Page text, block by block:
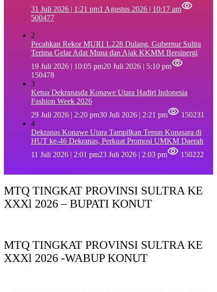
31 Juli 2026 | 1:21 pm1 Agustus 2026 | 10:17 am
500477
2
Pecahkan Rekor MURI 1.228 Dulang, Gubernur Sultra
Terima Gelar Adat Muna dan Ajak KKMM Bersinergi
19 Juli 2026 | 10:05 pm20 Juli 2026 | 5:10 pm
150478
3
Ketua Dekranasda Konawe Utara Hadiri Indonesia
Fashion Week 2026
29 Juli 2026 | 2:20 pm30 Juli 2026 | 2:21 pm
150231
4
Dekranas Konawe Utara Tampilkan Tenun Konasara di
HUT ke-46 Dekranas, Perkuat Promosi UMKM Daerah
11 Juli 2026 | 2:01 pm23 Juli 2026 | 2:03 pm 150222
MTQ TINGKAT PROVINSI SULTRA KE
XXXl 2026 – BUPATI KONUT
MTQ TINGKAT PROVINSI SULTRA KE
XXXl 2026 -WABUP KONUT